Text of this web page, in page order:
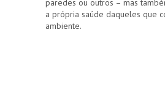
paredes ou outros – mas
a própria saúde daqueles que
ambiente.